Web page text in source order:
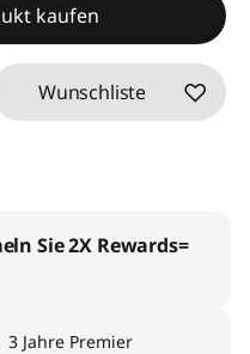
kaufen
Wunschliste
Sie 2X Rewards=
3 Jahre Premier